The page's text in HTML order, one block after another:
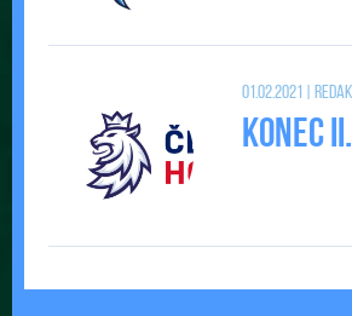
01.02.2021 |
Konec